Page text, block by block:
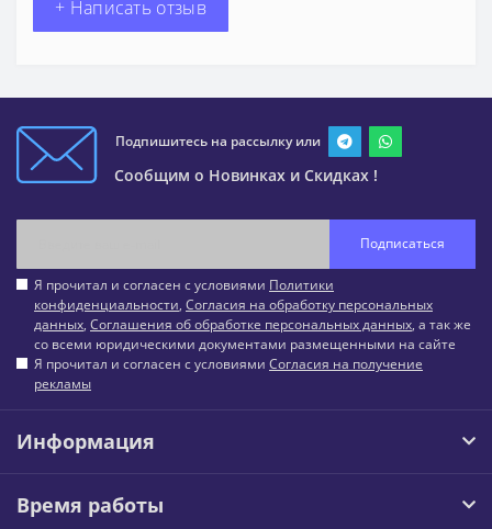
+ Написать отзыв
Подпишитесь на рассылку или
Сообщим о Новинках и Скидках !
Подписаться
Я прочитал и согласен с условиями Политики
конфиденциальности, Согласия на обработку персональных
данных, Соглашения об обработке персональных данных, а так же
со всеми юридическими документами размещенными на сайте
Я прочитал и согласен с условиями Согласия на получение
рекламы
Информация
Время работы